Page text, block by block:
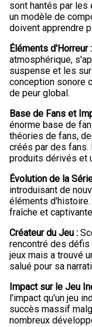
sont hantés par les
un modèle de
doivent apprendre
Éléments d'Horreur :
atmosphérique,
suspense et les
conception sonore
de peur global.
Base de Fans et
énorme base de
théories de fans,
créés par des fans.
produits dérivés et
Évolution de la
introduisant de
éléments
fraîche et
Créateur du Jeu :
rencontré des
jeux mais a trouvé
salué pour sa
Impact sur le Jeu
l'impact qu'un jeu
succès massif
nombreux